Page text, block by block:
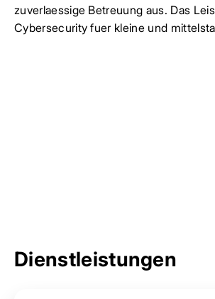
zuverlaessige Betreuung aus. Das
Cybersecurity fuer kleine und
Dienstleistungen